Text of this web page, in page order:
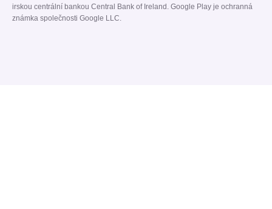
irskou centrální bankou Central Bank of Ireland. Google Play je ochranná
známka společnosti Google LLC.